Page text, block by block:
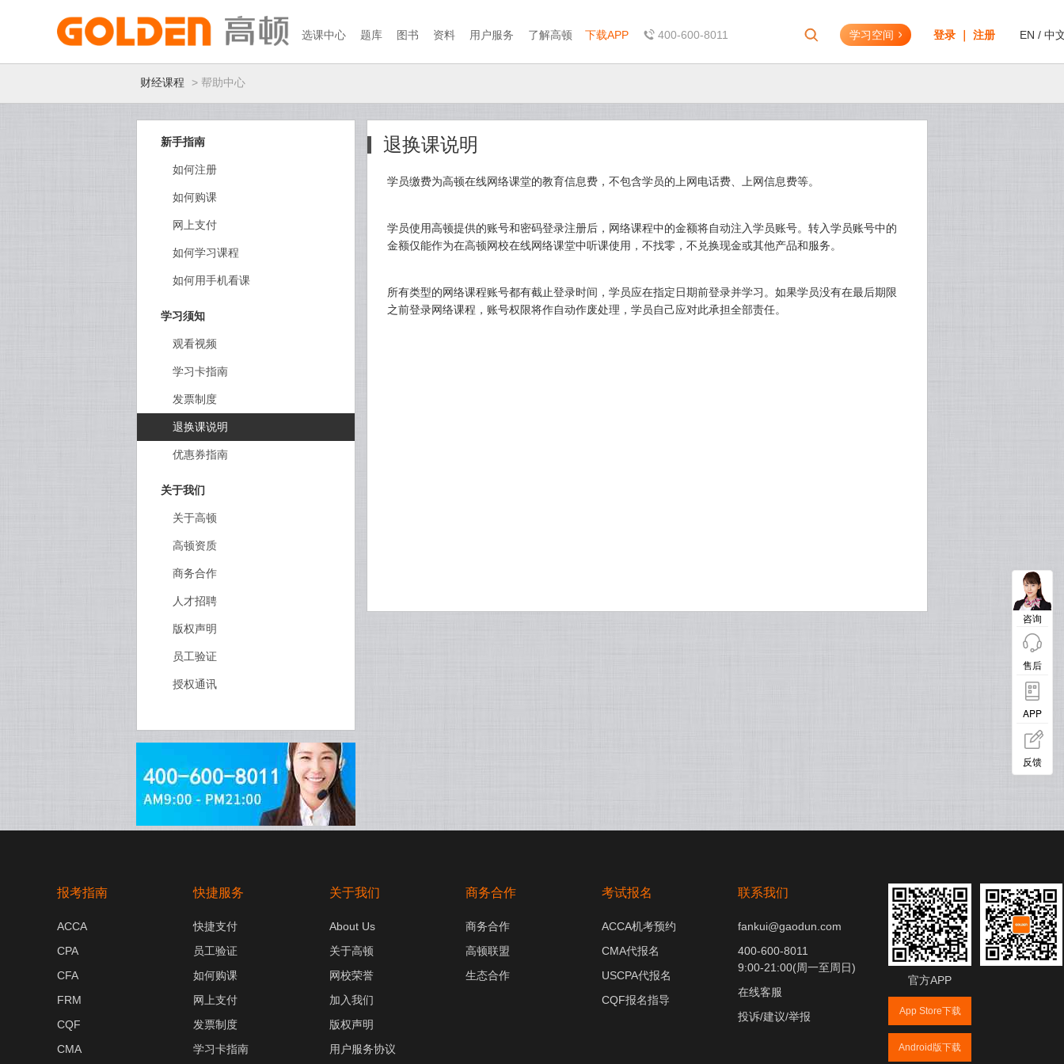
选课中心 题库 图书 资料 用户服务 了解高顿 下载APP 400-600-8011 EN / 中
学习空间 登录 ｜ 注册
财经课程 > 帮助中心
新手指南
如何注册
如何购课
网上支付
如何学习课程
如何用手机看课
学习须知
观看视频
学习卡指南
发票制度
退换课说明
优惠券指南
关于我们
关于高顿
高顿资质
商务合作
人才招聘
版权声明
员工验证
授权通讯
退换课说明
学员缴费为高顿在线网络课堂的教育信息费，不包含学员的上网电话费、上网信息费等。
学员使用高顿提供的账号和密码登录注册后，网络课程中的金额将自动注入学员账号。转入学员账号中的
金额仅能作为在高顿网校在线网络课堂中听课使用，不找零，不兑换现金或其他产品和服务。
所有类型的网络课程账号都有截止登录时间，学员应在指定日期前登录并学习。如果学员没有在最后期限
之前登录网络课程，账号权限将作自动作废处理，学员自己应对此承担全部责任。
咨询
售后
APP
反馈
报考指南
ACCA
CPA
CFA
FRM
CQF
CMA
快捷服务
快捷支付
员工验证
如何购课
网上支付
发票制度
学习卡指南
关于我们
About Us
关于高顿
网校荣誉
加入我们
版权声明
用户服务协议
商务合作
商务合作
高顿联盟
生态合作
考试报名
ACCA机考预约
CMA代报名
USCPA代报名
CQF报名指导
联系我们
fankui@gaodun.com
400-600-8011
9:00-21:00(周一至周日)
在线客服
投诉/建议/举报
官方APP
App Store下载
Android版下载